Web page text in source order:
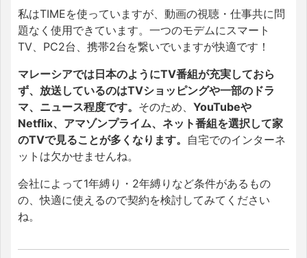
私はTIMEを使っていますが、動画の視聴・仕事共に問
題なく使用できています。一つのモデムにスマート
TV、PC2台、携帯2台を繋いでいますが快適です！
マレーシアでは日本のようにTV番組が充実しておら
ず、放送しているのはTVショッピングや一部のドラ
マ、ニュース程度です。 そのため、 YouTubeや
Netflix、アマゾンプライム、ネット番組を選択して家
のTVで見ることが多くなります。 自宅でのインターネ
ットは欠かせませんね。
会社によって1年縛り・2年縛りなど条件があるもの
の、快適に使えるので契約を検討してみてください
ね。